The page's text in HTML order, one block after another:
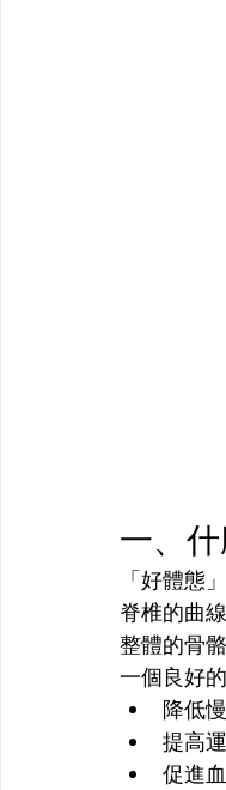
一、
「好體態
脊椎的曲
整體的骨
一個良好
降低
提高
促進